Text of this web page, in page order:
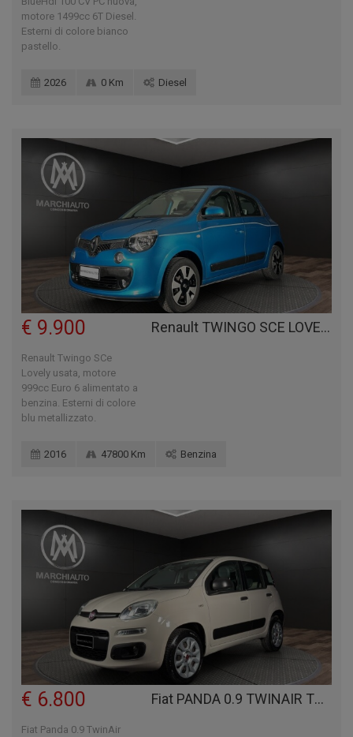
motore 1499cc 6T Diesel.
Esterni di colore bianco
pastello.
2026 0 Km Diesel
Renault TWINGO SCE LOVELY
€ 9.900
Renault Twingo SCe
Lovely usata, motore
999cc Euro 6 alimentato a
benzina. Esterni di colore
blu metallizzato.
2016 47800 Km Benzina
Fiat PANDA 0.9 TWINAIR TURBO NATURAL POWER EASY
€ 6.800
Fiat Panda 0.9 TwinAir